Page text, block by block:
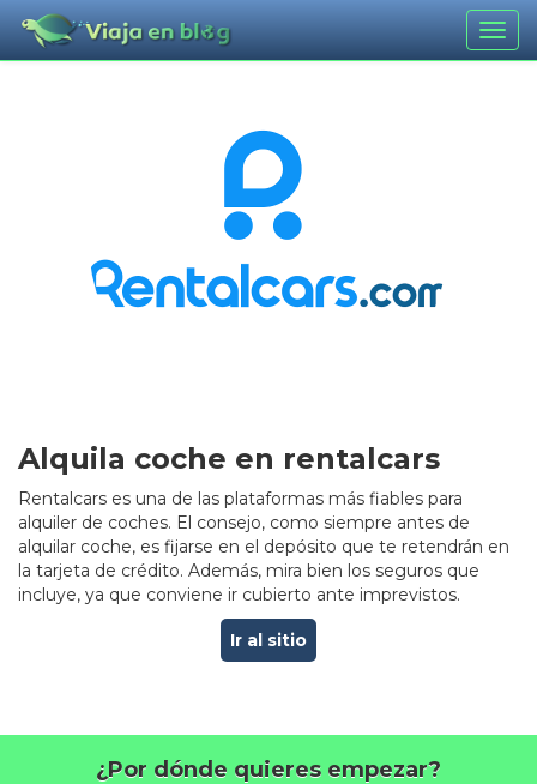
Alquila coche en rentalcars
Rentalcars es una de las plataformas más fiables para
alquiler de coches. El consejo, como siempre antes de
alquilar coche, es fijarse en el depósito que te retendrán en
la tarjeta de crédito. Además, mira bien los seguros que
incluye, ya que conviene ir cubierto ante imprevistos.
Ir al sitio
¿Por dónde quieres empezar?